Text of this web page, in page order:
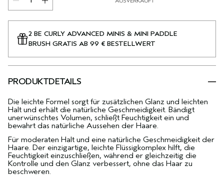
2 BE CURLY ADVANCED MINIS & MINI PADDLE
BRUSH GRATIS AB 99 € BESTELLWERT
PRODUKTDETAILS
Die leichte Formel sorgt für zusätzlichen Glanz und leichten
Halt und erhält die natürliche Geschmeidigkeit. Bändigt
unerwünschtes Volumen, schließt Feuchtigkeit ein und
bewahrt das natürliche Aussehen der Haare.
Für moderaten Halt und eine natürliche Geschmeidigkeit der
Haare. Der einzigartige, leichte Flüssigkomplex hilft, die
Feuchtigkeit einzuschließen, während er gleichzeitig die
Kontrolle und den Glanz verbessert, ohne das Haar zu
beschweren.